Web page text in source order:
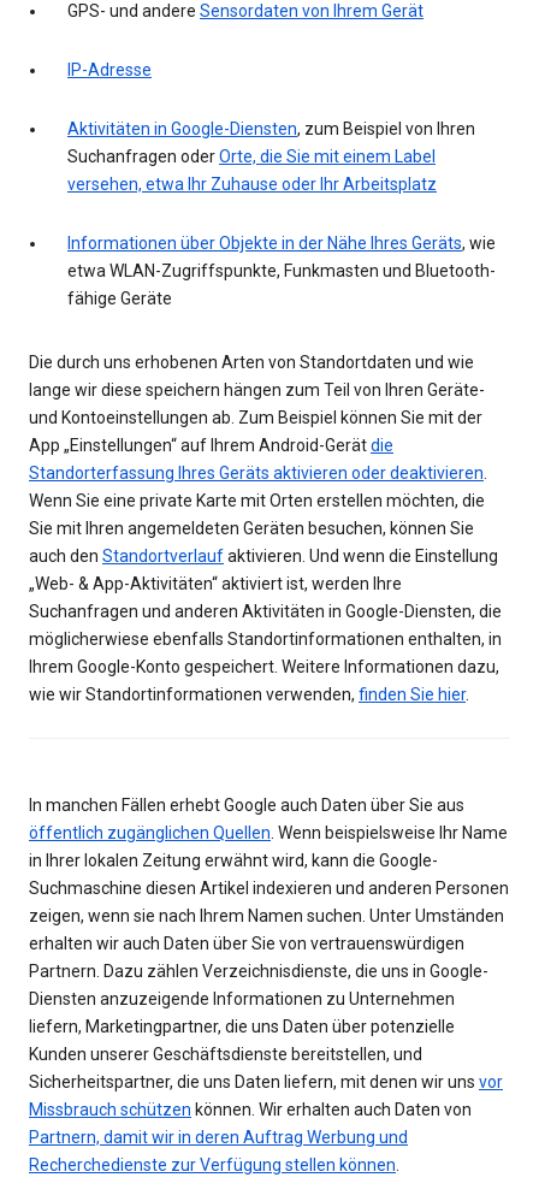
GPS- und andere Sensordaten von Ihrem Gerät
IP-Adresse
Aktivitäten in Google-Diensten, zum Beispiel von Ihren
Suchanfragen oderOrte, die Sie mit einem Label
versehen, etwa Ihr Zuhause oder Ihr Arbeitsplatz
Informationen über Objekte in der Nähe Ihres Geräts, wie
etwa WLAN-Zugriffspunkte, Funkmasten und Bluetooth-
fähige Geräte
Die durch uns erhobenen Arten von Standortdaten und wie
lange wir diese speichern hängen zum Teil von Ihren Geräte-
und Kontoeinstellungen ab. Zum Beispiel können Sie mit der
App „Einstellungen“ auf Ihrem Android-Gerätdie
Standorterfassung Ihres Geräts aktivieren oder deaktivieren.
Wenn Sie eine private Karte mit Orten erstellen möchten, die
Sie mit Ihren angemeldeten Geräten besuchen, können Sie
auch den Standortverlaufaktivieren. Und wenn die Einstellung
„Web- & App-Aktivitäten“ aktiviert ist, werden Ihre
Suchanfragen und anderen Aktivitäten in Google-Diensten, die
möglicherwiese ebenfalls Standortinformationen enthalten, in
Ihrem Google-Konto gespeichert. Weitere Informationen dazu,
wie wir Standortinformationen verwenden, finden Sie hier.
In manchen Fällen erhebt Google auch Daten über Sie aus
öffentlich zugänglichen Quellen. Wenn beispielsweise Ihr Name
in Ihrer lokalen Zeitung erwähnt wird, kann die Google-
Suchmaschine diesen Artikel indexieren und anderen Personen
zeigen, wenn sie nach Ihrem Namen suchen. Unter Umständen
erhalten wir auch Daten über Sie von vertrauenswürdigen
Partnern. Dazu zählen Verzeichnisdienste, die uns in Google-
Diensten anzuzeigende Informationen zu Unternehmen
liefern, Marketingpartner, die uns Daten über potenzielle
Kunden unserer Geschäftsdienste bereitstellen, und
Sicherheitspartner, die uns Daten liefern, mit denen wir uns vor
Missbrauch schützen können. Wir erhalten auch Daten von
Partnern, damit wir in deren Auftrag Werbung und
Recherchedienste zur Verfügung stellen können.